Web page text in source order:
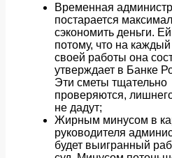
Временная
постарается
сэкономить деньги.
потому, что на
своей работы она
утверждает в Банке
Эти сметы тщательно
проверяются,
не дадут;
Жирным минусом в
руководителя
будет выигранный